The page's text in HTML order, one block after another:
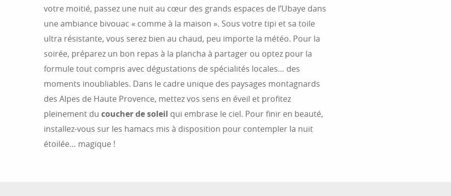
votre moitié, passez une nuit au cœur des grands espaces de l’Ubaye dans
une ambiance bivouac « comme à la maison ». Sous votre tipi et sa toile
ultra résistante, vous serez bien au chaud, peu importe la météo. Pour la
soirée, préparez un bon repas à la plancha à partager ou optez pour la
formule tout compris avec dégustations de spécialités locales… des
moments inoubliables. Dans le cadre unique des paysages montagnards
des Alpes de Haute Provence, mettez vos sens en éveil et profitez
pleinement du coucher de soleil qui embrase le ciel. Pour finir en beauté,
installez-vous sur les hamacs mis à disposition pour contempler la nuit
étoilée… magique !